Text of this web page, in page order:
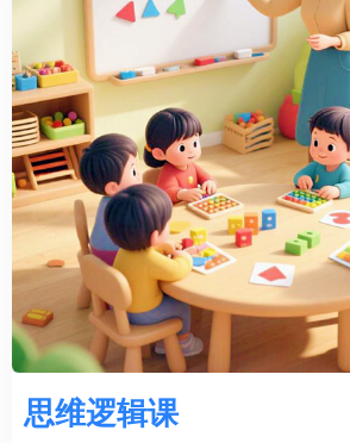
思维逻辑课